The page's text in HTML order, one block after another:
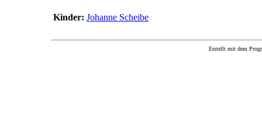
Kinder: Johanne Scheibe
Erstellt mit dem